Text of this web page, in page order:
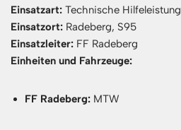
Einsatzart: Technische Hilfeleistung
Einsatzort: Radeberg, S95
Einsatzleiter: FF Radeberg
Einheiten und Fahrzeuge:
FF Radeberg: MTW